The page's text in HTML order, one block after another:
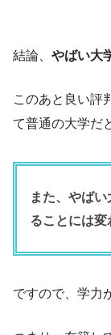
結論、 やばい大
このあと良い評
て普通の大学だ
また、やば
ることには変
ですので、学力